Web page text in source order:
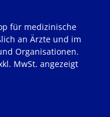
für medizinische
an Ärzte und im
Organisationen.
MwSt. angezeigt